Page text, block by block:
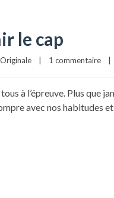
le cap
1 commentaire
à l’épreuve. Plus que
avec nos habitudes